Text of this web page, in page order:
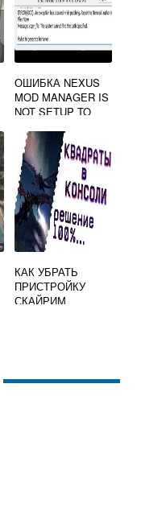
ОШИБКА NEXUS
MOD MANAGER IS
NOT SETUP TO
SKYRIM SPECIAL
EDITION
КАК УБРАТЬ
ПРИСТРОЙКУ
СКАЙРИМ